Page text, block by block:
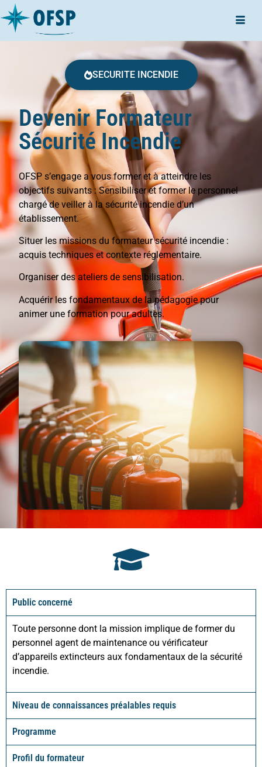
SECURITE INCENDIE
Devenir Formateur
Sécurité Incendie
OFSP s’engage a vous former et à atteindre les
objectifs suivants : Sensibiliser et former le personnel
chargé de veiller à la sécurité incendie d’un
établissement.
Situer les missions du formateur sécurité incendie :
acquis techniques et contexte réglementaire.
Organiser des ateliers de sensibilisation.
Acquérir les fondamentaux de la pédagogie pour
animer une formation pour adultes.
Public concerné
Toute personne dont la mission implique de former du
personnel agent de maintenance ou vérificateur
d’appareils extincteurs aux fondamentaux de la sécurité
incendie.
Niveau de connaissances préalables requis
Programme
Profil du formateur